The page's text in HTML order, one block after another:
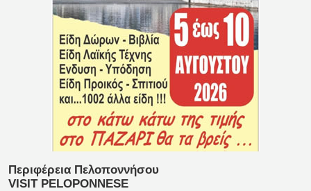
Περιφέρεια Πελοποννήσου
VISIT PELOPONNESE